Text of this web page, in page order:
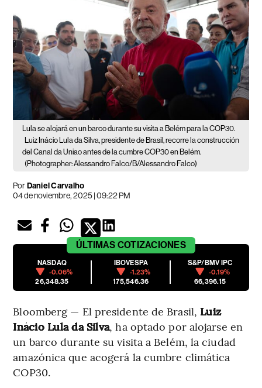
Lula se alojará en un barco durante su visita a Belém para la COP30.
Luiz Inácio Lula da Silva, presidente de Brasil, recorre la construcción
del Canal da Uniao antes de la cumbre COP30 en Belém.
(Photographer: Alessandro Falco/B/Alessandro Falco)
PorDaniel Carvalho
04 de noviembre, 2025 | 09:22 PM
ÚLTIMAS COTIZACIONES
NASDAQ
-0.06%
26,348.35
IBOVESPA
-1.23%
175,546.36
S&P/BMV IPC
-0.19%
66,396.15
Bloomberg — El presidente de Brasil, Luiz
Inácio Lula da Silva, ha optado por alojarse en
un barco durante su visita a Belém, la ciudad
amazónica que acogerá la cumbre climática
COP30.